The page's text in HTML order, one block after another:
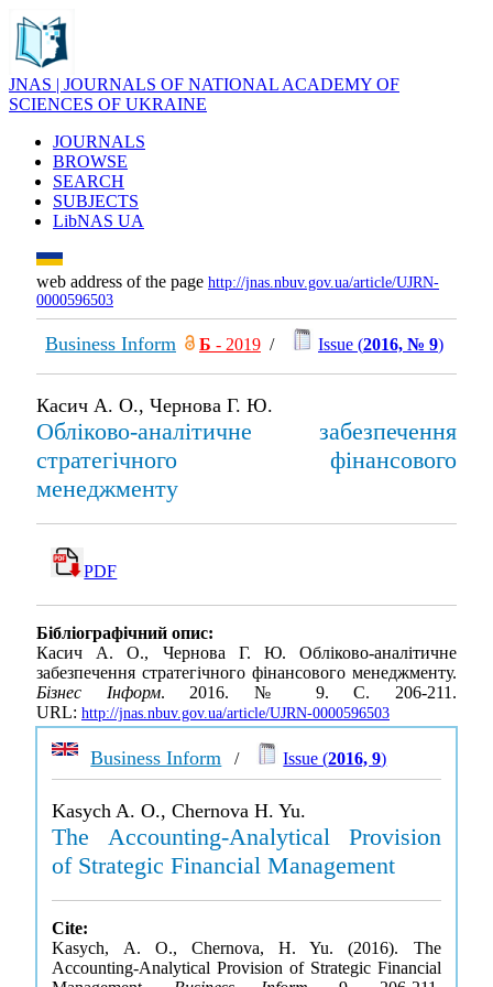
JNAS | JOURNALS OF NATIONAL ACADEMY OF
SCIENCES OF UKRAINE
JOURNALS
BROWSE
SEARCH
SUBJECTS
LibNAS UA
web address of the page http://jnas.nbuv.gov.ua/article/UJRN-
0000596503
Business Inform Б - 2019 / Issue (2016, № 9)
Касич А. О., Чернова Г. Ю.
Обліково-аналітичне забезпечення
стратегічного фінансового
менеджменту
PDF
Бібліографічний опис:
Касич А. О., Чернова Г. Ю. Обліково-аналітичне
забезпечення стратегічного фінансового менеджменту.
Бізнес Інформ. 2016. № 9. С. 206-211.
URL: http://jnas.nbuv.gov.ua/article/UJRN-0000596503
Business Inform / Issue (2016, 9)
Kasych A. O., Chernova H. Yu.
The Accounting-Analytical Provision
of Strategic Financial Management
Cite:
Kasych, A. O., Chernova, H. Yu. (2016). The
Accounting-Analytical Provision of Strategic Financial